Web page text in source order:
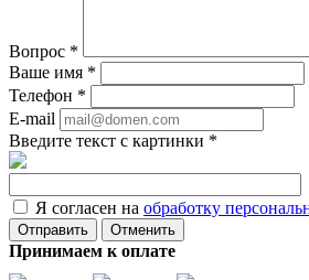
Вопрос *
Ваше имя *
Телефон *
E-mail
Введите текст с картинки *
Я согласен на обработку
Отменить
Принимаем к оплате